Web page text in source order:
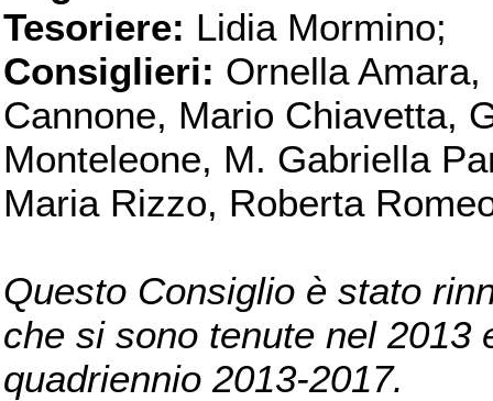
Tesoriere: Lidia Mormino;
Consiglieri: Ornella
Cannone, Mario Chiavetta,
Monteleone, M. Gabriella
Maria Rizzo, Roberta
Questo Consiglio è stato
che si sono tenute nel 2013
quadriennio 2013-2017.